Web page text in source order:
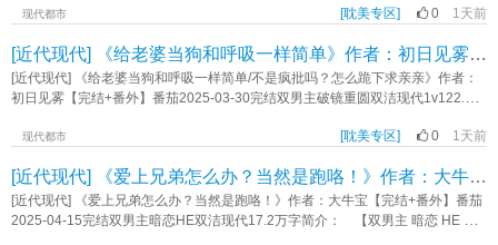
男生时，老脸拉得比驴脸还长。没多久知道了江亦一的身份，屈爹搓搓手，笑得
面露牙花：“哎呀，是猫啊，你说你这事儿闹的，你早说啊！来给爸带出去溜溜
去！” 【食用指南】 1. 成分复杂爹系&奶牛猫帅萌(偶尔有点小神经) 2.
年龄差10，小猫高中毕业刚成年，后面会继续上学 3. 架空世界观，请不要深
究职业和案件 4. 非纯爽文，可能有点慢热！ 5. 请不要当纪实文学考
究 内容标签： 情有独钟 甜文 成长 萌宠 治愈 日常 主角：江亦一，屈政彧
(yù) 一句话简介：人，你好，小猫在努力赚钱。 立意：救助猫猫狗狗，
人人有责！2026.08.05全文软校━━肉肉；《猫猫也要养家糊口》作者：清柏
趣，没想到——— 对方却频繁制造机会出现在他的跟前。 甚至在陆屿想
间的关系可以结束。” “招惹我后想全身而退？” “不可能。”《怎么办？急！
抛弃的小狗找上门了》作者：初日见雾
Alpha攻 · 季野暗恋傅景川许久，生日当晚做了件大胆的事。 ——在
· 傅景川捡了个小孩养在身边。 两人情同手足，相依为命。 原以为兄
弟关系会继续维持，怎料在他易感期当日发生一场变故。 · 两人默契不提
及那晚发生过的事，却在对方一言一行中找出感情越界的证据，试图用各种方式
和别人聊天的内容： “——他还小，不太适合。” 紧接着又得知对方要结婚
微信**挑衅。 “哥，你好好结婚，我一个人过得很好。” “你说得对，适合
我的人真的特别多。” “现在我已经不是小孩子，准备给别的Alpha当宝
宝。” 手机一丢，扭头投奔刚认识的帅哥。 结果——— 傅景川揪着他
现代都市 [耽美专区] 0 1天前
[近代现代] 《给老婆当狗和呼吸一样简单》作者：初日见雾【完结+番外】
[近代现代] 《给老婆当狗和呼吸一样简单/不是疯批吗？怎么跪下求亲亲》作者：
初日见雾【完结+番外】番茄2025-03-30完结双男主破镜重圆双洁现代1v122.2万
+酸甜】 陆嘉言跟了裴知闻十几年。 小时候陪玩、陪读，长大后成金丝
心灰意冷，选择离开裴知闻，藏在对方找不到的小城市。 怎料—— 在逃
走的第三年还是被裴知闻抓到了。 原以为会被裴知闻强制性带回去，谁知对
方不按照套路出牌，搬住进他仅有三十平米的出租屋。 * 裴知闻从小被人
现代都市 [耽美专区] 0 1天前
[近代现代] 《爱上兄弟怎么办？当然是跑咯！》作者：大牛宝【完结+番外】
[近代现代] 《爱上兄弟怎么办？当然是跑咯！》作者：大牛宝【完结+番外】番茄
2025-04-15完结双男主暗恋HE双洁现代17.2万字简介： 【双男主 暗恋 HE 双